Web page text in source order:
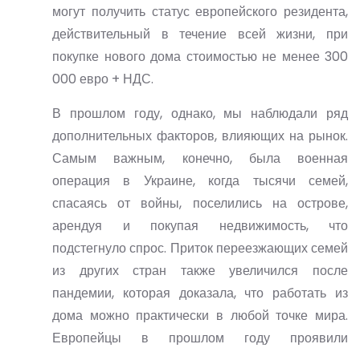
могут получить статус европейского резидента,
действительный в течение всей жизни, при
покупке нового дома стоимостью не менее 300
000 евро + НДС.
В прошлом году, однако, мы наблюдали ряд
дополнительных факторов, влияющих на рынок.
Самым важным, конечно, была военная
операция в Украине, когда тысячи семей,
спасаясь от войны, поселились на острове,
арендуя и покупая недвижимость, что
подстегнуло спрос. Приток переезжающих семей
из других стран также увеличился после
пандемии, которая доказала, что работать из
дома можно практически в любой точке мира.
Европейцы в прошлом году проявили